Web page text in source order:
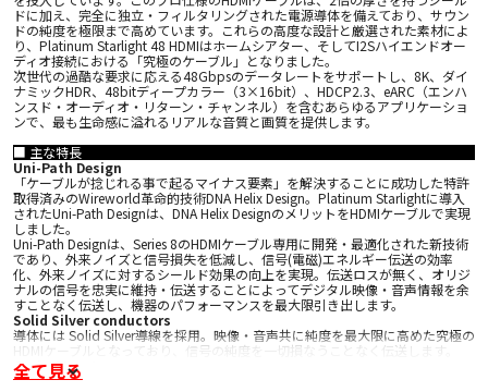
ドに加え、完全に独立・フィルタリングされた電源導体を備えており、サウン
ドの純度を極限まで高めています。これらの高度な設計と厳選された素材によ
り、Platinum Starlight 48 HDMIはホームシアター、そしてI2Sハイエンドオー
ディオ接続における「究極のケーブル」となりました。
次世代の過酷な要求に応える48Gbpsのデータレートをサポートし、8K、ダイ
ナミックHDR、48bitディープカラー（3×16bit）、HDCP2.3、eARC（エンハ
ンスド・オーディオ・リターン・チャンネル）を含むあらゆるアプリケーショ
ンで、最も生命感に溢れるリアルな音質と画質を提供します。
■ 主な特長
Uni-Path Design
「ケーブルが捻じれる事で起るマイナス要素」を解決することに成功した特許
取得済みのWireworld革命的技術DNA Helix Design。Platinum Starlightに導入
されたUni-Path Designは、DNA Helix DesignのメリットをHDMIケーブルで実現
しました。
Uni-Path Designは、Series 8のHDMIケーブル専用に開発・最適化された新技術
であり、外来ノイズと信号損失を低減し、信号(電磁)エネルギー伝送の効率
化、外来ノイズに対するシールド効果の向上を実現。伝送ロスが無く、オリジ
ナルの信号を忠実に維持・伝送することによってデジタル映像・音声情報を余
すことなく伝送し、機器のパフォーマンスを最大限引き出します。
Solid Silver conductors
導体には Solid Silver導線を採用。映像・音声共に純度を最大限に高めた究極の
HDMIケーブルとなっており、信号の純度を一切損なうことなく伝送します。
Grain Structure
一般的な銀や銅など金属の構造はパターンの相違により、製造する際にケーブ
全て見る